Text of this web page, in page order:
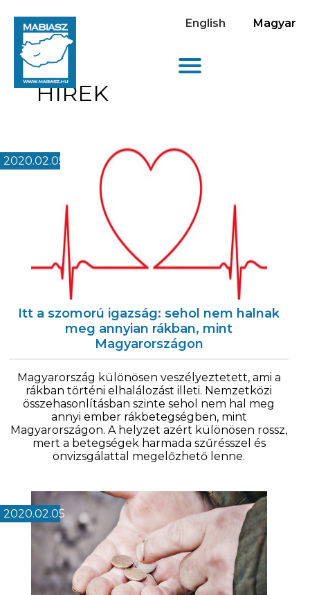
English Magyar
HÍREK
2020.02.05
Itt a szomorú igazság: sehol nem halnak
meg annyian rákban, mint
Magyarországon
Magyarország különösen veszélyeztetett, ami a
rákban történi elhalálozást illeti. Nemzetközi
összehasonlításban szinte sehol nem hal meg
annyi ember rákbetegségben, mint
Magyarországon. A helyzet azért különösen rossz,
mert a betegségek harmada szűrésszel és
önvizsgálattal megelőzhető lenne.
2020.02.05